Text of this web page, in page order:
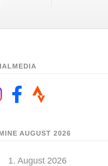
AUGUST 2026
1. August 2026